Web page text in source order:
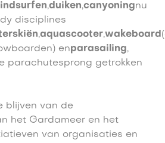
,duiken,canyoningnu
disciplines
,aquascooter,wakeboard
enparasailing,
parachutesprong getrokken
blijven van de
het Gardameer en het
van organisaties en